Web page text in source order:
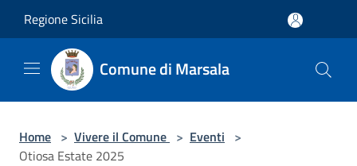
Regione Sicilia
Comune di Marsala
Home > Vivere il Comune > Eventi >
Otiosa Estate 2025